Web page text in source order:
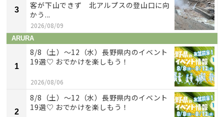
3
客が下山できず 北アルプスの登山口に向
かう...
2026/08/09
ARURA
1
8/8（土）〜12（水）長野県内のイベント
19選♡ おでかけを楽しもう！
2026/08/06
2
8/8（土）〜12（水）長野県内のイベント
19選♡ おでかけを楽しもう！